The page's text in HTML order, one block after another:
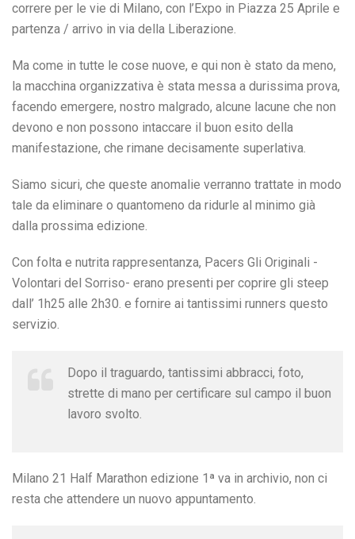
correre per le vie di Milano, con l’Expo in Piazza 25 Aprile e
partenza / arrivo in via della Liberazione.
Ma come in tutte le cose nuove, e qui non è stato da meno,
la macchina organizzativa è stata messa a durissima prova,
facendo emergere, nostro malgrado, alcune lacune che non
devono e non possono intaccare il buon esito della
manifestazione, che rimane decisamente superlativa.
Siamo sicuri, che queste anomalie verranno trattate in modo
tale da eliminare o quantomeno da ridurle al minimo già
dalla prossima edizione.
Con folta e nutrita rappresentanza, Pacers Gli Originali -
Volontari del Sorriso- erano presenti per coprire gli steep
dall’ 1h25 alle 2h30. e fornire ai tantissimi runners questo
servizio.
Dopo il traguardo, tantissimi abbracci, foto,
strette di mano per certificare sul campo il buon
lavoro svolto.
Milano 21 Half Marathon edizione 1ª va in archivio, non ci
resta che attendere un nuovo appuntamento.